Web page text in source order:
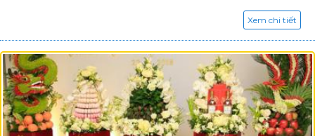
Xem chi tiết